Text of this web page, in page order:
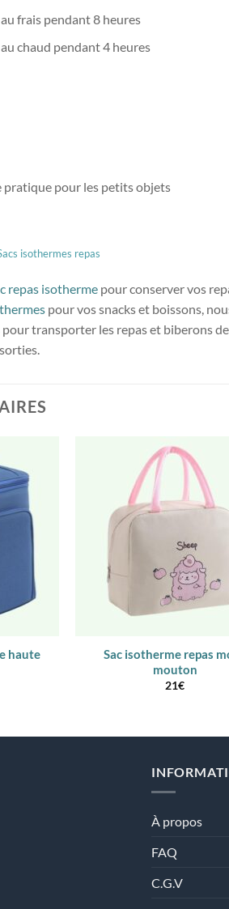
frais pendant 8 heures
chaud pendant 4 heures
pratique pour les petits objets
isothermes repas
repas isotherme pour conserver vos
pour vos snacks et boissons,
pour transporter les repas et biberons
haute
Sac isotherme repas
mouton
21€
À propos
FAQ
C.G.V